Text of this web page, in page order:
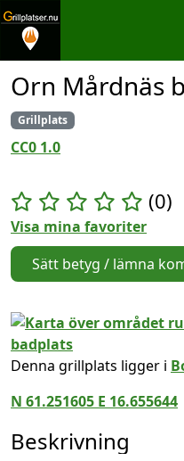
Hoppa till innehållet
Orn Mårdnäs
Grillplats
CC0 1.0
(0)
Visa mina favoriter
Sätt betyg / lämna
Denna grillplats ligger i
N 61.251605 E 16.655644
Beskrivning